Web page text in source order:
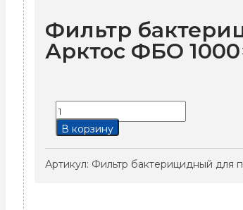
Фильтр
Арктос ФБО
Количество
товара
бактерицидный
В корзину
Артикул: Фильтр бактерицидный для